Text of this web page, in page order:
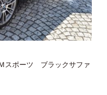
ポーツ ブラックサファ